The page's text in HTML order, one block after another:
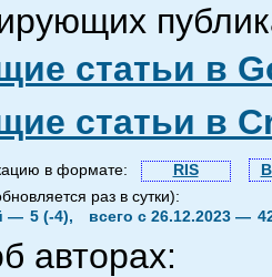
статьи в
статьи в
в формате: RIS
раз в сутки):
— 5 (-4), всего с 26.12.2023 —
авторах: